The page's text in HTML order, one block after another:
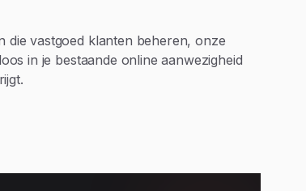
die vastgoed klanten beheren, onze
in je bestaande online aanwezigheid